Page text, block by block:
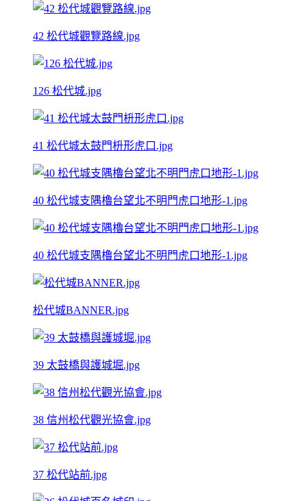
42 松代城觀覽路線.jpg
126 松代城.jpg
41 松代城太鼓門枡形虎口.jpg
40 松代城支隅櫓台望北不明門虎口地形-1.jpg
40 松代城支隅櫓台望北不明門虎口地形-1.jpg
松代城BANNER.jpg
39 太鼓橋與護城堀.jpg
38 信州松代觀光協會.jpg
37 松代站前.jpg